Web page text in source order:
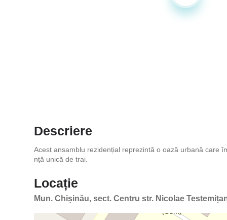
Descriere
Acest ansamblu rezidențial reprezintă o oază urbană care
nță unică de trai.
Locație
Mun. Chișinău, sect. Centru str. Nicolae